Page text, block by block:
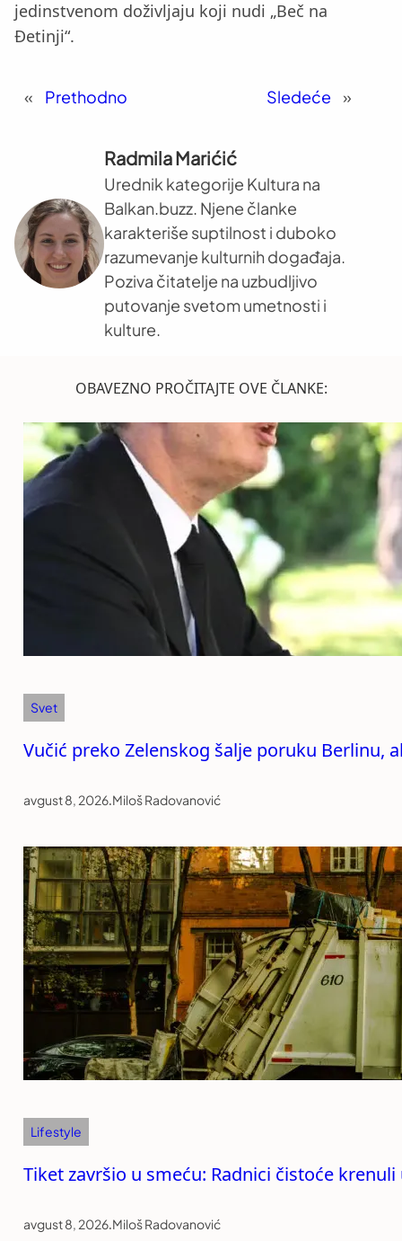
jedinstvenom doživljaju koji nudi „Beč na
Đetinji“.
« Prethodno Sledeće »
Radmila Marićić
Urednik kategorije Kultura na
Balkan.buzz. Njene članke
karakteriše suptilnost i duboko
razumevanje kulturnih događaja.
Poziva čitatelje na uzbudljivo
putovanje svetom umetnosti i
kulture.
OBAVEZNO PROČITAJTE OVE ČLANKE:
Svet
Vučić preko Zelenskog šalje poruku Berlinu,
avgust 8, 2026.Miloš Radovanović
Lifestyle
Tiket završio u smeću: Radnici čistoće
avgust 8, 2026.Miloš Radovanović